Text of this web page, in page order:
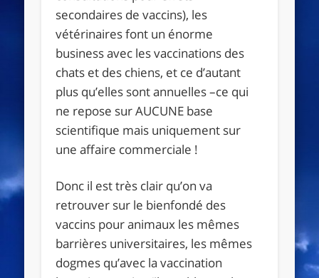
secondaires de vaccins), les
vétérinaires font un énorme
business avec les vaccinations des
chats et des chiens, et ce d’autant
plus qu’elles sont annuelles –ce qui
ne repose sur AUCUNE base
scientifique mais uniquement sur
une affaire commerciale !
Donc il est très clair qu’on va
retrouver sur le bienfondé des
vaccins pour animaux les mêmes
barrières universitaires, les mêmes
dogmes qu’avec la vaccination